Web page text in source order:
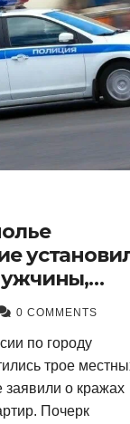
к кражам
квартир в
0 COMMENTS
по городу
трое
заявили о кражах
Почерк